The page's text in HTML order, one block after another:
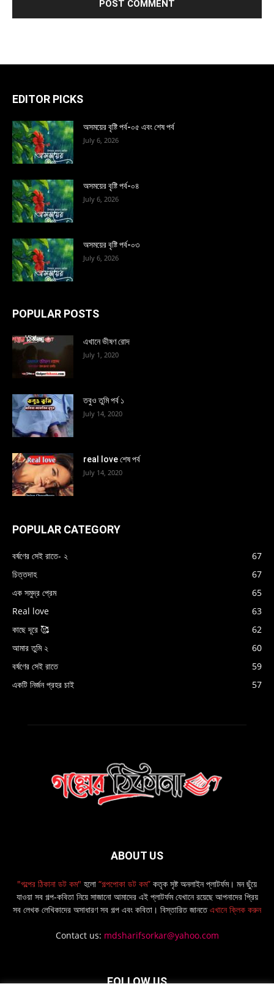
EDITOR PICKS
অসময়ের বৃষ্টি পর্ব-০৫ এবং শেষ পর্ব
July 6, 2026
অসময়ের বৃষ্টি পর্ব-০৪
July 6, 2026
অসময়ের বৃষ্টি পর্ব-০৩
July 6, 2026
POPULAR POSTS
এখানে ভীষণ রোদ
July 1, 2020
তবুও তুমি পর্ব ১
July 14, 2020
real love শেষ পর্ব
July 14, 2020
POPULAR CATEGORY
বর্ষণের সেই রাতে- ২
67
চিত্তদাহ
67
এক সমুদ্র প্রেম
65
Real love
63
কাছে দূরে 🥰
62
আমার তুমি ২
60
বর্ষণের সেই রাতে
59
একটি নির্জন প্রহর চাই
57
ABOUT US
"গল্পের ঠিকানা ডট কম" হলো “গল্পপোকা ডট কম” কতৃক সৃষ্ট অনলাইন প্লাটর্ফম। মন ছুঁয়ে
যাওয়া সব গল্প-কবিতা নিয়ে সাজানো আমাদের এই প্লাটর্ফম যেখানে রয়েছে আপনাদের প্রিয়
সব লেখক লেখিকাদের অসাধারণ সব গল্প এবং কবিতা। বিস্তারিত জানতেএখানে ক্লিক করুন
Contact us: mdsharifsorkar@yahoo.com
FOLLOW US